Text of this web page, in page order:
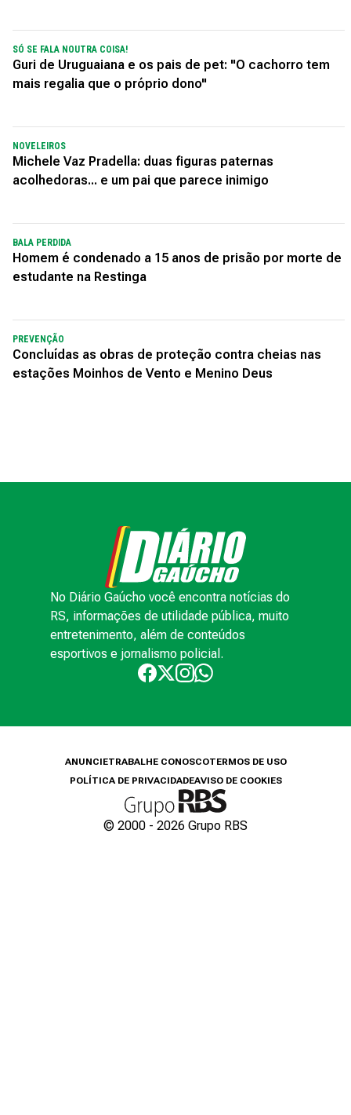
SÓ SE FALA NOUTRA COISA!
Guri de Uruguaiana e os pais de pet: "O cachorro tem
mais regalia que o próprio dono"
NOVELEIROS
Michele Vaz Pradella: duas figuras paternas
acolhedoras... e um pai que parece inimigo
BALA PERDIDA
Homem é condenado a 15 anos de prisão por morte de
estudante na Restinga
PREVENÇÃO
Concluídas as obras de proteção contra cheias nas
estações Moinhos de Vento e Menino Deus
No Diário Gaúcho você encontra notícias do
RS, informações de utilidade pública, muito
entretenimento, além de conteúdos
esportivos e jornalismo policial.
ANUNCIETRABALHE CONOSCOTERMOS DE USO
POLÍTICA DE PRIVACIDADEAVISO DE COOKIES
© 2000 - 2026 Grupo RBS